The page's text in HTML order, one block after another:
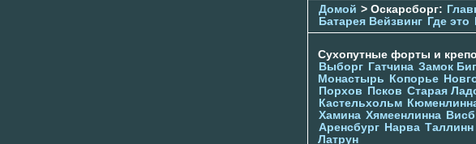
Домой > Оскарсборг:
Батарея Вейзвинг Где это
Сухопутные форты и
Выборг Гатчина Замок
Монастырь
Копорье
Порхов
Псков Старая
Кастельхольм
Хамина Хямеенлинна
Аренсбург Нарва Таллинн
Латрун